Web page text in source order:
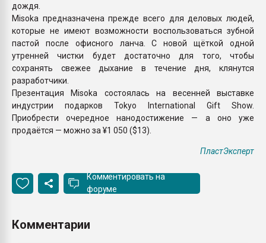
дождя.
Misoka предназначена прежде всего для деловых людей,
которые не имеют возможности воспользоваться зубной
пастой после офисного ланча. С новой щёткой одной
утренней чистки будет достаточно для того, чтобы
сохранять свежее дыхание в течение дня, клянутся
разработчики.
Презентация Misoka состоялась на весенней выставке
индустрии подарков Tokyo International Gift Show.
Приобрести очередное нанодостижение — а оно уже
продаётся — можно за ¥1 050 ($13).
ПластЭксперт
Комментировать на
форуме
Комментарии